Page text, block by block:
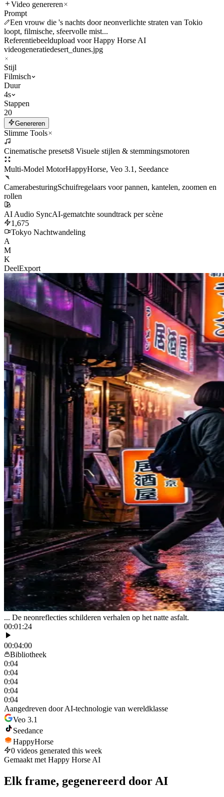
Video genereren
Prompt
Een vrouw die 's nachts door neonverlichte straten van Tokio
loopt, filmische, sfeervolle mist...
Referentiebeeldupload voor Happy Horse AI
videogeneratiedesert_dunes.jpg
Stijl
Filmisch
Duur
4s
Stappen
20
Genereren
Slimme Tools
Cinematische presets8 Visuele stijlen & stemmingsmotoren
Multi-Model MotorHappyHorse, Veo 3.1, Seedance
CamerabesturingSchuifregelaars voor pannen, kantelen, zoomen en
rollen
AI Audio SyncAI-gematchte soundtrack per scène
1,675
Tokyo Nachtwandeling
A
M
K
DeelExport
... De neonreflecties schilderen verhalen op het natte asfalt.
00:01:24
00:04:00
Bibliotheek
0:04
0:04
0:04
0:04
0:04
Aangedreven door AI-technologie van wereldklasse
Veo 3.1
Seedance
HappyHorse
0 videos generated this week
Gemaakt met Happy Horse AI
Elk frame, gegenereerd door AI